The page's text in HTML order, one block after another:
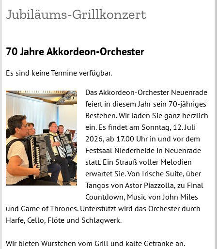
Jubiläums-Grillkonzert
70 Jahre Akkordeon-Orchester
Es sind keine Termine verfügbar.
Das Akkordeon-Orchester Neuenrade
feiert in diesem Jahr sein 70-jähriges
Bestehen. Wir laden Sie ganz herzlich
ein. Es findet am Sonntag, 12. Juli
2026, ab 17.00 Uhr in und vor dem
Festsaal Niederheide in Neuenrade
statt.Ein Strauß voller Melodien
erwartet Sie. Von Irische Suite, über
Tangos von Astor Piazzolla, zu Final
Countdown, Music von John Miles
und Game of Thrones. Unterstützt wird das Orchester durch
Harfe, Cello, Flöte und Schlagwerk.
Wir bieten Würstchen vom Grill und kalte Getränke an.